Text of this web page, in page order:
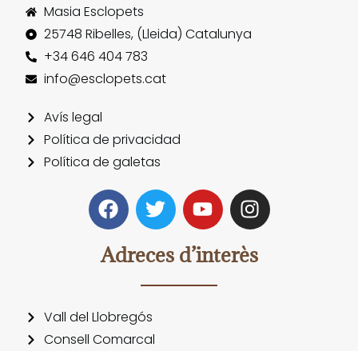
Masia Esclopets
25748 Ribelles, (Lleida) Catalunya
+34 646 404 783
info@esclopets.cat
Avís legal
Política de privacidad
Política de galetas
Adreces d’interès
Vall del Llobregós
Consell Comarcal